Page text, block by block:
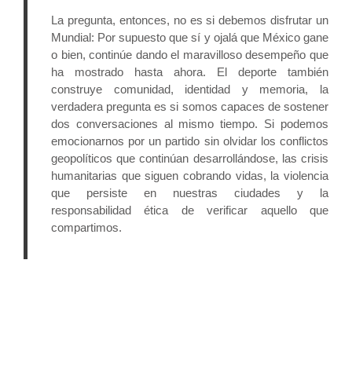
La pregunta, entonces, no es si debemos disfrutar un
Mundial: Por supuesto que sí y ojalá que México gane
o bien, continúe dando el maravilloso desempeño que
ha mostrado hasta ahora. El deporte también
construye comunidad, identidad y memoria, la
verdadera pregunta es si somos capaces de sostener
dos conversaciones al mismo tiempo. Si podemos
emocionarnos por un partido sin olvidar los conflictos
geopolíticos que continúan desarrollándose, las crisis
humanitarias que siguen cobrando vidas, la violencia
que persiste en nuestras ciudades y la
responsabilidad ética de verificar aquello que
compartimos.